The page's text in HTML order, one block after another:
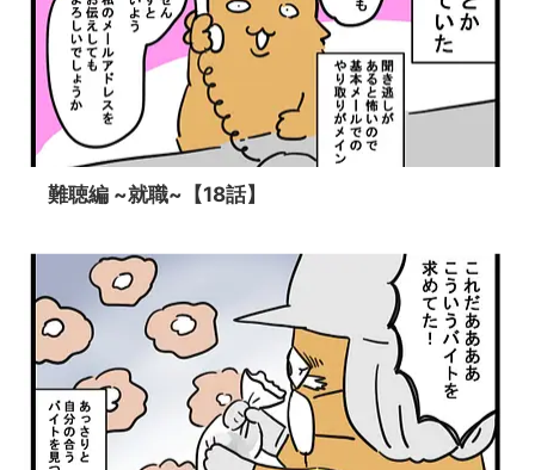
難聴編 ~就職~【18話】